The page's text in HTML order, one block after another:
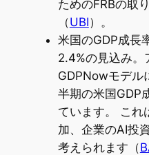
ためのFRBの取
（UBI）。
米国のGDP成長
2.4%の見込み。
GDPNowモデル
半期の米国GDP
ています。 これ
加、企業のAI投
考えられます（